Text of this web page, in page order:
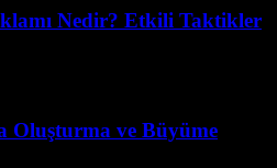
Nedir? Etkili Taktikler
ve Büyüme